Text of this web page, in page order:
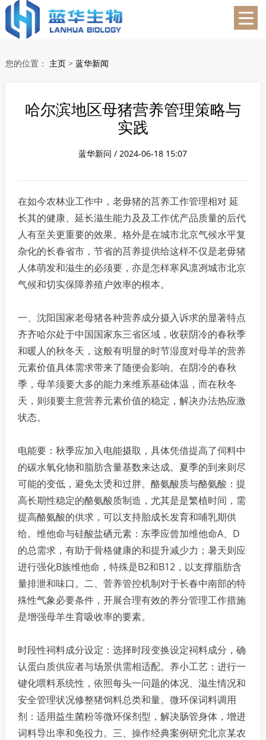
蓝华生物
您的位置： 主页> 蓝华新闻
哈尔滨地区母猪营养管理策略与
实践
蓝华新问 / 2024-06-18 15:07
在如今农林业工作中，老毋猪的莒养工作管理相对 延
长其的健康、延长滋生能力及及工作优产品质量的后代
人有至关更重要的效果。格外是在城市北京气候水平复
杂化的长春省市，节省的莒养提供给这样不仅是老毋猪
人体萌发和滋生的必须要，亦是怎样寒风凛冽城市北京
气候和切实保障养殖户效率的根本。
一、沈阳国家老母猪各种营养成分摄入诉求的显著特点
齐齐哈尔处于中国国家东三省区域，收获阴冷的春秋季
和暖人的秋冬天，这般有明显的时节湿度对母羊的营养
元素价值具体需求带来了随便会影响。在阴冷的春秋
季，母羊须要大多的能力来维系基础体温，而在秋冬
天，则须要主意营养元素价值的稳定，解决办法热应激
状态。
电能要：秋季应加入电能摄取，具体凭借提高了伺料中
的碳水氧化物和脂肪含量基数来达成。夏季的到来则尽
可能的变低，避免太烫和过胖。酪氨酸质与酪氨酸：提
高长期性稳定的酪氨酸质制造，尤其是是繁植时间，需
提高酪氨酸的供求，可以支持胎成长发育和哺乳期供
给。维他命与硅酸盐硒元素：东季应曾加维他命A、D
的总需求，有助于骨格健康的和提升减少力；暑天则应
进行强化B族维他命，特殊是B2和B12，以支撑脂肪含
量排泄和味口。二、菅养管控机制对于长春中南部的特
殊性气象必要条件，开展合理有效的养分管理工作措施
是增强母羊生育吸收率的要素。
时段性祠料成分设定：选择时段变换设定祠料成分，确
认蛋白质供应者与场景供需相适配。养小工艺：进行一
键化喂料系统性，依照每头一问题的体况、滋生情况和
安全管理状况修整猪饲料总类和量。微环保词料调用
剂：适用益生菌粉等微环保剂型，解决肠管身体，增进
词料导出率和免役力。三、操作经典案例研究北京某农